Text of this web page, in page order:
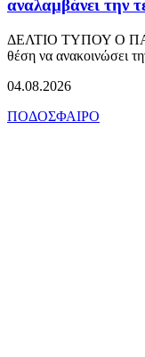
αναλαμβάνει την
ΔΕΛΤΙΟ ΤΥΠΟΥ Ο ΠΑΣ
θέση να ανακοινώσει
04.08.2026
ΠΟΔΟΣΦΑΙΡΟ